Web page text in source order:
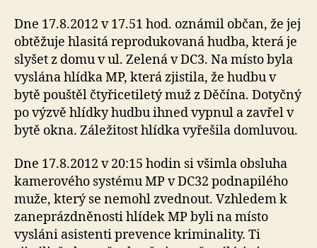
Dne 17.8.2012 v 17.51 hod. oznámil občan, že jej
obtěžuje hlasitá reprodukovaná hudba, která je
slyšet z domu v ul. Zelená v DC3. Na místo byla
vyslána hlídka MP, která zjistila, že hudbu v
bytě pouštěl čtyřicetiletý muž z Děčína. Dotyčný
po výzvě hlídky hudbu ihned vypnul a zavřel v
bytě okna. Záležitost hlídka vyřešila domluvou.
Dne 17.8.2012 v 20:15 hodin si všimla obsluha
kamerového systému MP v DC32 podnapilého
muže, který se nemohl zvednout. Vzhledem k
zaneprázdněnosti hlídek MP byli na místo
vysláni asistenti prevence kriminality. Ti